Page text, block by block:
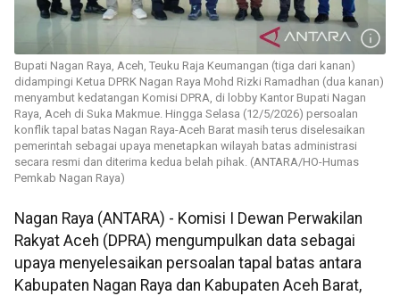
Bupati Nagan Raya, Aceh, Teuku Raja Keumangan (tiga dari kanan)
didampingi Ketua DPRK Nagan Raya Mohd Rizki Ramadhan (dua kanan)
menyambut kedatangan Komisi DPRA, di lobby Kantor Bupati Nagan
Raya, Aceh di Suka Makmue. Hingga Selasa (12/5/2026) persoalan
konflik tapal batas Nagan Raya-Aceh Barat masih terus diselesaikan
pemerintah sebagai upaya menetapkan wilayah batas administrasi
secara resmi dan diterima kedua belah pihak. (ANTARA/HO-Humas
Pemkab Nagan Raya)
Nagan Raya (ANTARA) - Komisi I Dewan Perwakilan
Rakyat Aceh (DPRA) mengumpulkan data sebagai
upaya menyelesaikan persoalan tapal batas antara
Kabupaten Nagan Raya dan Kabupaten Aceh Barat,